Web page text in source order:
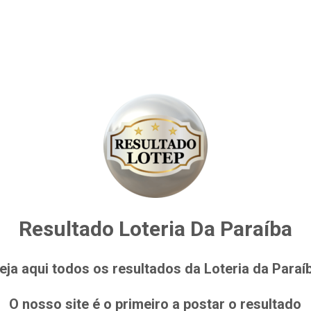
Resultado Loteria Da Paraíba
aqui todos os resultados da Loteria da
O nosso site é o primeiro a postar o resultado